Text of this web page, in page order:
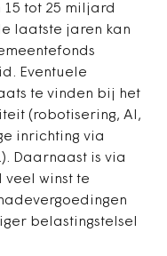
15 tot 25 miljard
laatste jaren kan
Eventuele
te vinden bij het
(robotisering, AI,
inrichting via
Daarnaast is via
winst te
belastingstelsel